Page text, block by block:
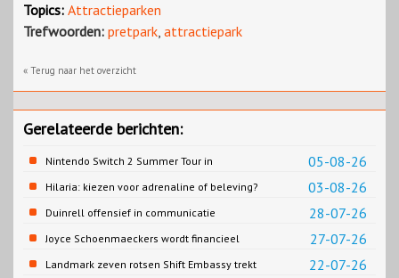
Topics: Attractieparken
Trefwoorden: pretpark, attractiepark
« Terug naar het overzicht
Gerelateerde berichten:
05-08-26
Nintendo Switch 2 Summer Tour in
Slagharen
03-08-26
Hilaria: kiezen voor adrenaline of beleving?
28-07-26
Duinrell offensief in communicatie
27-07-26
Joyce Schoenmaeckers wordt financieel
directeur Efteling
22-07-26
Landmark zeven rotsen Shift Embassy trekt